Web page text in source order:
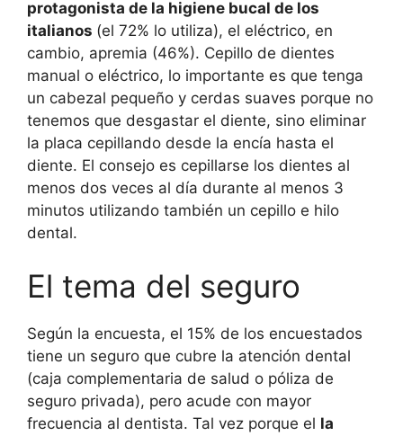
protagonista de la higiene bucal de los
italianos (el 72% lo utiliza), el eléctrico, en
cambio, apremia (46%). Cepillo de dientes
manual o eléctrico, lo importante es que tenga
un cabezal pequeño y cerdas suaves porque no
tenemos que desgastar el diente, sino eliminar
la placa cepillando desde la encía hasta el
diente. El consejo es cepillarse los dientes al
menos dos veces al día durante al menos 3
minutos utilizando también un cepillo e hilo
dental.
El tema del seguro
Según la encuesta, el 15% de los encuestados
tiene un seguro que cubre la atención dental
(caja complementaria de salud o póliza de
seguro privada), pero acude con mayor
frecuencia al dentista. Tal vez porque el la